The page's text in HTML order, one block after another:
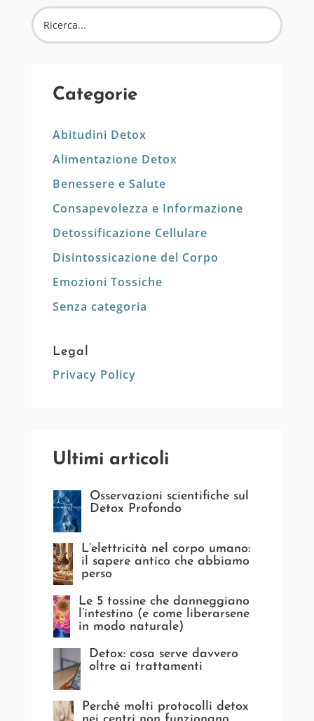
Categorie
Abitudini Detox
Alimentazione Detox
Benessere e Salute
Consapevolezza e Informazione
Detossificazione Cellulare
Disintossicazione del Corpo
Emozioni Tossiche
Senza categoria
Legal
Privacy Policy
Ultimi articoli
Osservazioni scientifiche sul
Detox Profondo
L’elettricità nel corpo umano:
il sapere antico che abbiamo
perso
Le 5 tossine che danneggiano
l’intestino (e come liberarsene
in modo naturale)
Detox: cosa serve davvero
oltre ai trattamenti
Perché molti protocolli detox